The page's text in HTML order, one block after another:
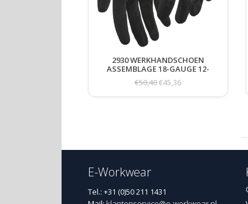
2930 WERKHANDSCHOEN
ASSEMBLAGE 18-GAUGE 12-
PACK
€50,40€45,36
E-Workwear
Tel.: +31 (0)50 211 1431